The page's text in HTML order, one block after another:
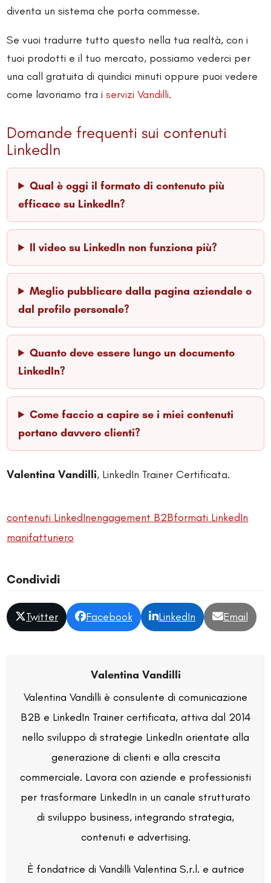
diventa un sistema che porta commesse.
Se vuoi tradurre tutto questo nella tua realtà, con i
tuoi prodotti e il tuo mercato, possiamo vederci per
una call gratuita di quindici minuti oppure puoi vedere
come lavoriamo tra iservizi Vandilli.
Domande frequenti sui contenuti
LinkedIn
Qual è oggi il formato di contenuto più
efficace su LinkedIn?
Il video su LinkedIn non funziona più?
Meglio pubblicare dalla pagina aziendale o
dal profilo personale?
Quanto deve essere lungo un documento
LinkedIn?
Come faccio a capire se i miei contenuti
portano davvero clienti?
Valentina Vandilli, LinkedIn Trainer Certificata.
contenuti LinkedInengagement B2Bformati LinkedIn
manifatturiero
Condividi
Twitter Facebook LinkedIn Email
Valentina Vandilli
Valentina Vandilli è consulente di comunicazione
B2B e LinkedIn Trainer certificata, attiva dal 2014
nello sviluppo di strategie LinkedIn orientate alla
generazione di clienti e alla crescita
commerciale. Lavora con aziende e professionisti
per trasformare LinkedIn in un canale strutturato
di sviluppo business, integrando strategia,
contenuti e advertising.
È fondatrice di Vandilli Valentina S.r.l. e autrice